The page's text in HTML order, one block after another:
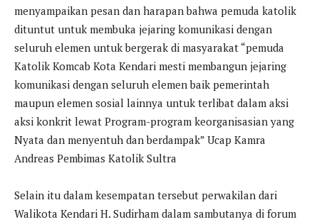
menyampaikan pesan dan harapan bahwa pemuda katolik
dituntut untuk membuka jejaring komunikasi dengan
seluruh elemen untuk bergerak di masyarakat “pemuda
Katolik Komcab Kota Kendari mesti membangun jejaring
komunikasi dengan seluruh elemen baik pemerintah
maupun elemen sosial lainnya untuk terlibat dalam aksi
aksi konkrit lewat Program-program keorganisasian yang
Nyata dan menyentuh dan berdampak” Ucap Kamra
Andreas Pembimas Katolik Sultra
Selain itu dalam kesempatan tersebut perwakilan dari
Walikota Kendari H. Sudirham dalam sambutanya di forum